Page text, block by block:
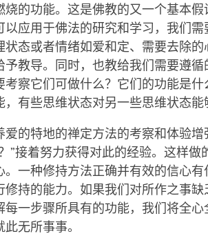
烧的功能。这是佛教的又一个基本
以应用于佛法的研究和学习，我们
状态或者情绪如爱和定、需要去除
予教导。同时，也教给我们需要遵
考察它们可做什么？它们的功能是什
，有些思维状态对另一些思维状态能
爱的特地的禅定方法的考察和体验
”接着努力获得对此的经验。这样做
。一种修持方法正确并有效的信心
修持的能力。如果我们对所作之事缺
每一步骤所具有的功能，我们将全
无所事事。